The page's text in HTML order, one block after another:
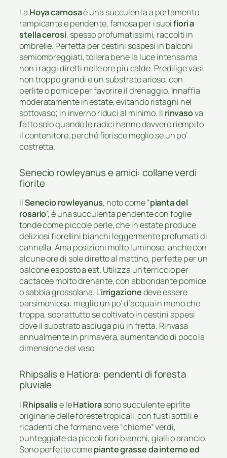
La Hoya carnosaè una succulenta a portamento
rampicante e pendente, famosa per i suoifiori a
stella cerosi, spesso profumatissimi, raccolti in
ombrelle. Perfetta per cestini sospesi in balconi
semiombreggiati, tollera bene la luce intensa ma
non i raggi diretti nelle ore più calde. Predilige vasi
non troppo grandi e un substrato arioso, con
perlite o pomice per favorire il drenaggio. Innaffia
moderatamente in estate, evitando ristagni nel
sottovaso; in inverno riduci al minimo. Il rinvasova
fatto solo quando le radici hanno davvero riempito
il contenitore, perché fiorisce meglio se un po’
costretta.
Senecio rowleyanus e amici: collane verdi
fiorite
IlSenecio rowleyanus, noto come “pianta del
rosario”, è una succulenta pendente con foglie
tonde come piccole perle, che in estate produce
deliziosi fiorellini bianchi leggermente profumati di
cannella. Ama posizioni molto luminose, anche con
alcune ore di sole diretto al mattino, perfette per un
balcone esposto a est. Utilizza un terriccio per
cactacee molto drenante, con abbondante pomice
o sabbia grossolana. L’irrigazionedeve essere
parsimoniosa: meglio un po’ d’acqua in meno che
troppa, soprattutto se coltivato in cestini appesi
dove il substrato asciuga più in fretta. Rinvasa
annualmente in primavera, aumentando di poco la
dimensione del vaso.
Rhipsalis e Hatiora: pendenti di foresta
pluviale
I Rhipsalise leHatiorasono succulente epifite
originarie delle foreste tropicali, con fusti sottili e
ricadenti che formano vere “chiome” verdi,
punteggiate da piccoli fiori bianchi, gialli o arancio.
Sono perfette comepiante grasse da interno ed